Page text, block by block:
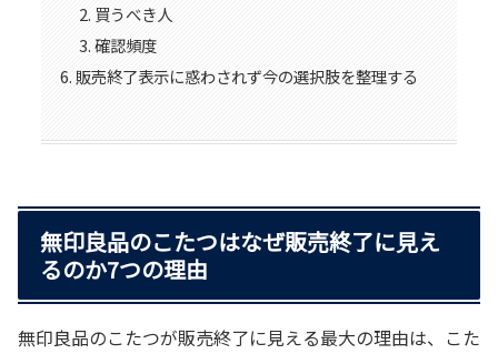
買うべき人
確認頻度
販売終了表示に惑わされず今の選択肢を整理する
無印良品のこたつはなぜ販売終了に見え
るのか7つの理由
無印良品のこたつが販売終了に見える最大の理由は、こた